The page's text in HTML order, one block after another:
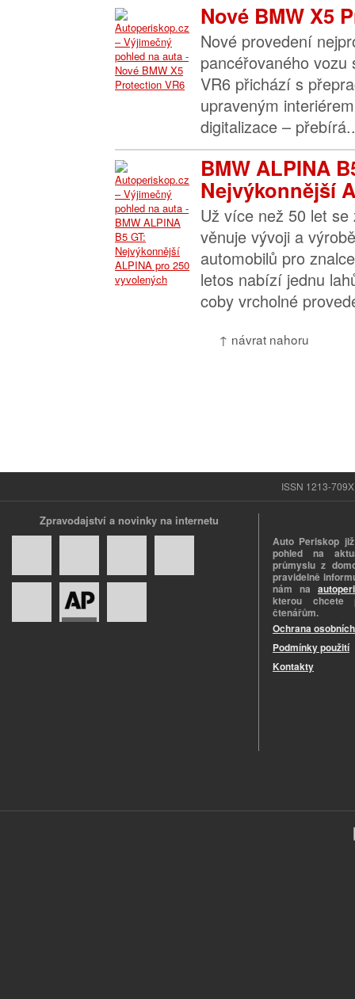
Nové BMW X5
Nové provedení
pancéřovaného
VR6 přichází s
upraveným
digitalizace –
BMW ALPINA
Nejvýkonnější
Už více než 50 let se
věnuje vývoji a
automobilů pro
letos nabízí jednu
coby vrcholné
↑ návrat nahoru
ISSN 1213-
Zpravodajství a novinky na internetu
Auto Periskop
pohled na
průmyslu z
pravidelně
nám na
kterou chcete
čtenářům.
Ochrana
Podmínky použití
Kontakty